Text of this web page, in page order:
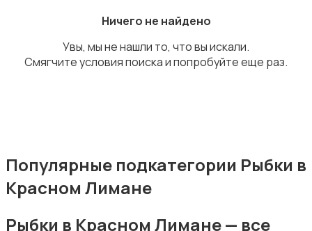
Другие животные
Ничего не найдено
Увы, мы не нашли то, что вы искали.
Смягчите условия поиска и попробуйте еще раз.
Популярные подкатегории Рыбки в
Красном Лимане
Рыбки в Красном Лимане — все